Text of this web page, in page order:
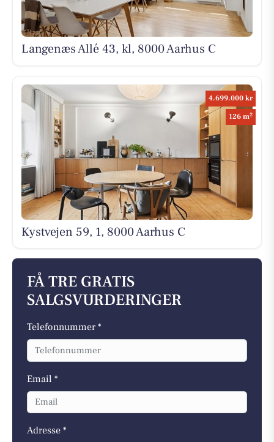
Langenæs Allé 43, kl, 8000 Aarhus C
4.699.000 kr
126 m2
Kystvejen 59, 1, 8000 Aarhus C
FÅ TRE GRATIS
SALGSVURDERINGER
Telefonnummer *
Email *
Adresse *